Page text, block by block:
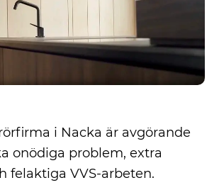
i Nacka är avgörande
onödiga problem, extra
felaktiga VVS-arbeten.